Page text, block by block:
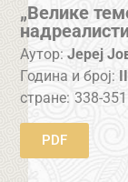
„Велике
Аутор: Јереј
Година и број:
стране: 338-351
PDF